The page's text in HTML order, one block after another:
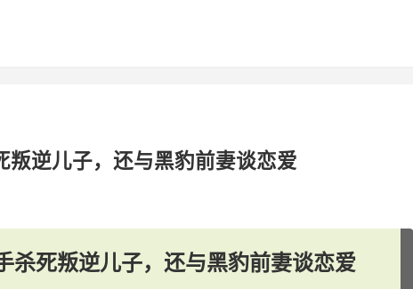
逆儿子，还与黑豹前妻谈恋爱
杀死叛逆儿子，还与黑豹前妻谈恋爱